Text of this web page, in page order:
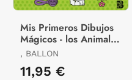
Mis Primeros Dibujos
Mágicos - los Animales
Domésticos
, BALLON
11,95 €